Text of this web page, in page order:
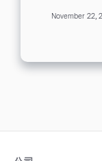
November 22,